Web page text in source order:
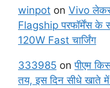
winpot on Vivo
Flagship परफॉर्मेंस के
120W Fast चार्जिंग
333985 onपीएम
तय, इस दिन सीधे